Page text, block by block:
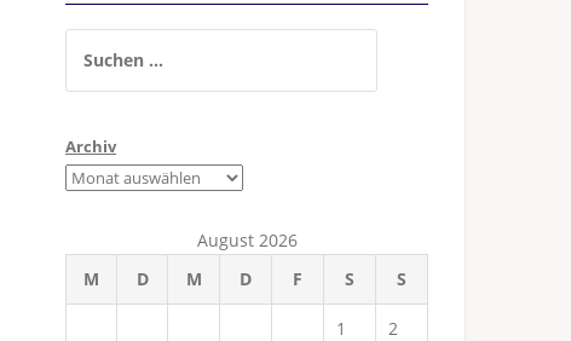
nach:
Archiv
August 2026
M
D M D F S S
1 2